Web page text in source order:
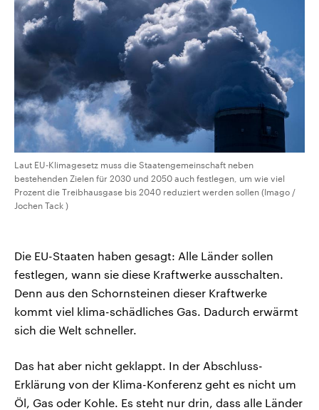
Laut EU-Klimagesetz muss die Staatengemeinschaft neben
bestehenden Zielen für 2030 und 2050 auch festlegen, um wie viel
Prozent die Treibhausgase bis 2040 reduziert werden sollen (Imago /
Jochen Tack )
Die EU-Staaten haben gesagt: Alle Länder sollen
festlegen, wann sie diese Kraftwerke ausschalten.
Denn aus den Schornsteinen dieser Kraftwerke
kommt viel klima-schädliches Gas. Dadurch erwärmt
sich die Welt schneller.
Das hat aber nicht geklappt. In der Abschluss-
Erklärung von der Klima-Konferenz geht es nicht um
Öl, Gas oder Kohle. Es steht nur drin, dass alle Länder